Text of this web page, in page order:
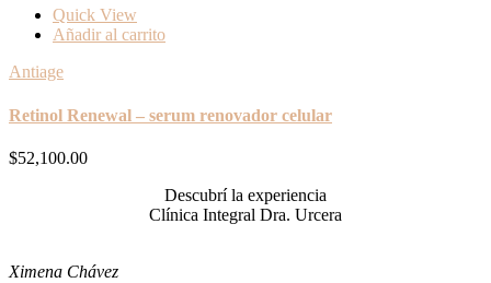
Quick View
Añadir al carrito
Antiage
Retinol Renewal – serum renovador celular
$52,100.00
Descubrí la experiencia
Clínica Integral Dra. Urcera
Ximena Chávez